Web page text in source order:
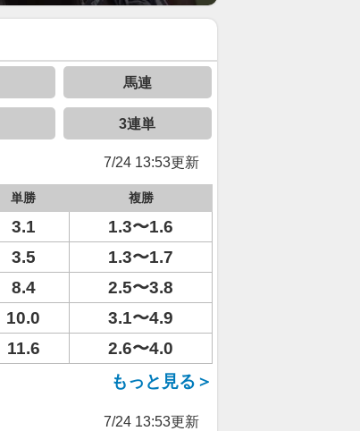
馬連
3連単
7/24 13:53更新
単勝 複勝
3.1
1.3〜1.6
3.5
1.3〜1.7
8.4
2.5〜3.8
10.0
3.1〜4.9
11.6
2.6〜4.0
もっと見る＞
7/24 13:53更新